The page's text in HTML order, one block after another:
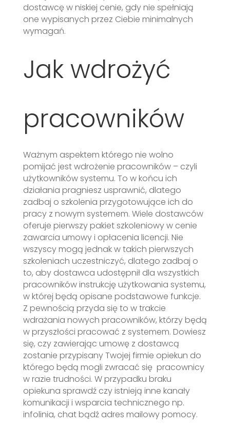
dostawcę w niskiej cenie, gdy nie spełniają
one wypisanych przez Ciebie minimalnych
wymagań.
Jak wdrożyć
pracowników
Ważnym aspektem którego nie wolno
pomijać jest wdrożenie pracowników – czyli
użytkowników systemu. To w końcu ich
działania pragniesz usprawnić, dlatego
zadbaj o szkolenia przygotowujące ich do
pracy z nowym systemem. Wiele dostawców
oferuje pierwszy pakiet szkoleniowy w cenie
zawarcia umowy i opłacenia licencji. Nie
wszyscy mogą jednak w takich pierwszych
szkoleniach uczestniczyć, dlatego zadbaj o
to, aby dostawca udostępnił dla wszystkich
pracowników instrukcję użytkowania systemu,
w której będą opisane podstawowe funkcje.
Z pewnością przyda się to w trakcie
wdrażania nowych pracowników, którzy będą
w przyszłości pracować z systemem. Dowiesz
się, czy zawierając umowę z dostawcą
zostanie przypisany Twojej firmie opiekun do
którego będą mogli zwracać się pracownicy
w razie trudności. W przypadku braku
opiekuna sprawdź czy istnieją inne kanały
komunikacji i wsparcia technicznego np.
infolinia, chat bądź adres mailowy pomocy.